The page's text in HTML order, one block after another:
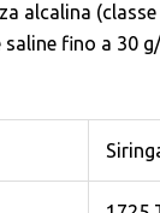
alcalina
fino a 30